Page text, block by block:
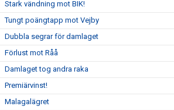
Stark vändning mot BIK!
Tungt poängtapp mot Vejby
Dubbla segrar för damlaget
Förlust mot Råå
Damlaget tog andra raka
Premiärvinst!
Malagalägret